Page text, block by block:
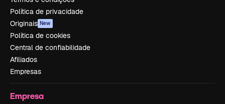
Política de privacidade
Originais New
Política de cookies
Central de confiabilidade
Afiliados
Empresas
Empresa